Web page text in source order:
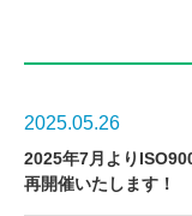
2025.05.26
2025年7月より
再開催いたします！